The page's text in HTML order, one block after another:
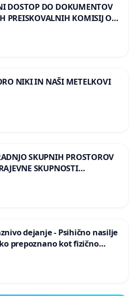
DOSTOP DO DOKUMENTOV
PREISKOVALNIH KOMISIJ O
Z OROŽJEM
NIKI IN NAŠI METELKOVI
SKUPNIH PROSTOROV
SKUPNOSTI
dejanje - Psihično nasilje
prepoznano kot fizično